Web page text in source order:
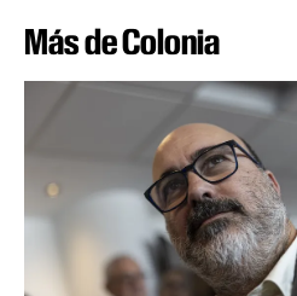
Más de Colonia